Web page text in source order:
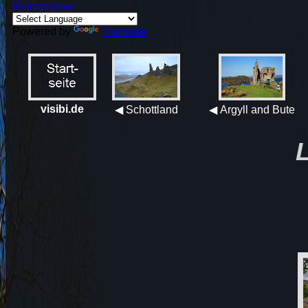
Kommentare
Powered by Translate
visibi.de ◀ Schottland ◀ Argyll and Bute